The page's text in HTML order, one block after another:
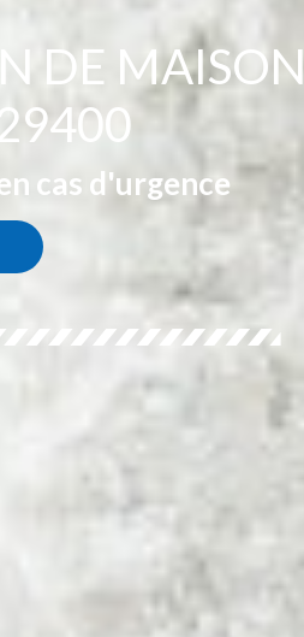
DE MAISON
cas d'urgence